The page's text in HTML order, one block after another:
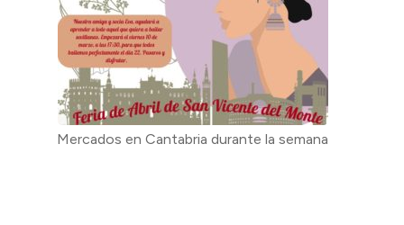
Mercados en Cantabria durante la semana